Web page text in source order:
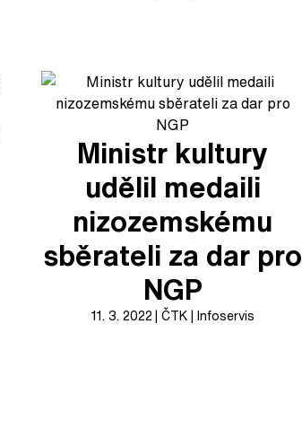
Ministr kultury
udělil medaili
nizozemskému
sběrateli za dar pro
NGP
11. 3. 2022 ČTK Infoservis